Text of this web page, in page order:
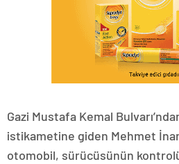
Gazi Mustafa Kemal
istikametine giden Mehmet
otomobil, sürücüsünün